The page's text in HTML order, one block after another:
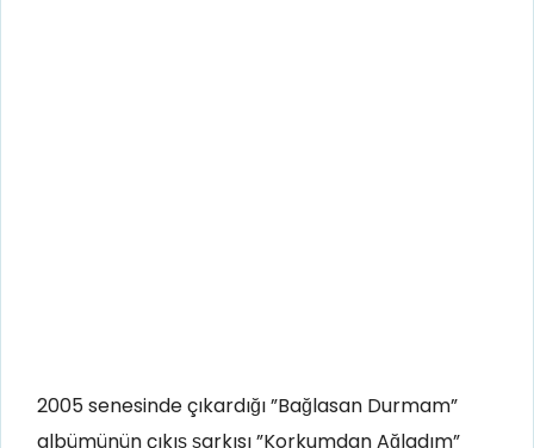
2005 senesinde çıkardığı ”Bağlasan Durmam”
albümünün çıkış şarkısı ”Korkumdan Ağladım”